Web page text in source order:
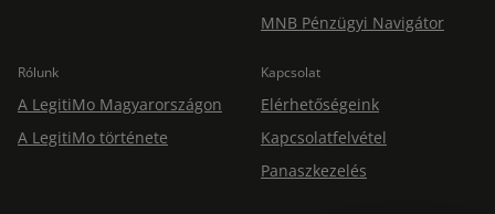
MNB Pénzügyi Navigátor
Rólunk
A LegitiMo Magyarországon
A LegitiMo története
Kapcsolat
Elérhetőségeink
Kapcsolatfelvétel
Panaszkezelés